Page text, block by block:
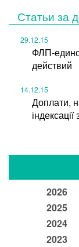
Статьи за
29.12.15
ФЛП-
действий
14.12.15
Доплати,
2026
2025
2024
2023